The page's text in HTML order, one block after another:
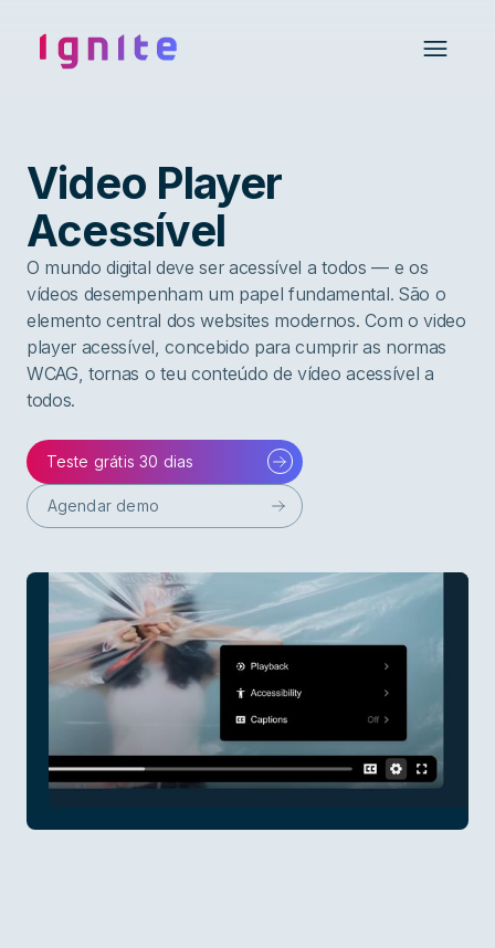
Ignite • Video Experience Cloud
Open
Video Player
Acessível
O mundo digital deve ser acessível a todos — e os
vídeos desempenham um papel fundamental. São o
elemento central dos websites modernos. Com o video
player acessível, concebido para cumprir as normas
WCAG, tornas o teu conteúdo de vídeo acessível a
todos.
Teste grátis 30 dias
Agendar demo